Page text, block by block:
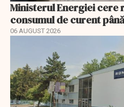
Ministerul Energiei cere
consumul de curent
06 AUGUST 2026